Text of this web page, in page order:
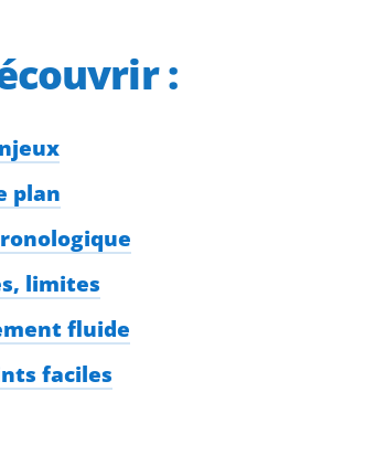
:
plan
limites
fluide
faciles